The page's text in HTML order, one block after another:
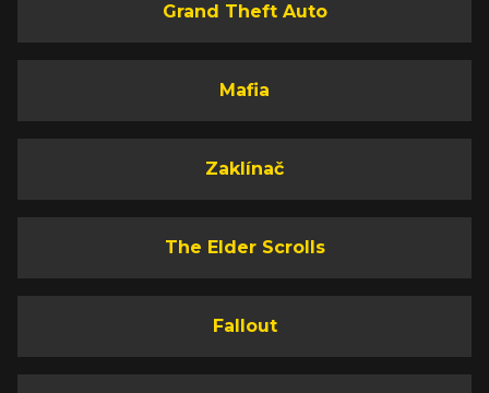
Grand Theft Auto
Mafia
Zaklínač
The Elder Scrolls
Fallout